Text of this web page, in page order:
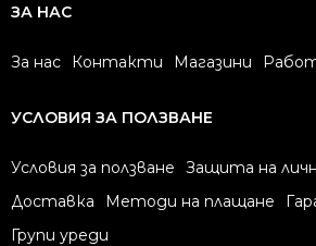
ЗА НАС
За нас Контакти Магазини
УСЛОВИЯ ЗА ПОЛЗВАНЕ
Условия за ползване
Защита на
Доставка
Методи на плащане
Групи уреди